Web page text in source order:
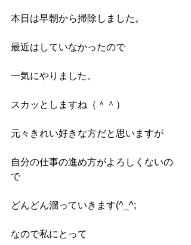
本日は早朝から掃除しました。
最近はしていなかったので
一気にやりました。
スカッとしますね（＾＾）
元々きれい好きな方だと思いますが
自分の仕事の進め方がよろしくないの
で
どんどん溜っていきます(^_^;
なので私にとって